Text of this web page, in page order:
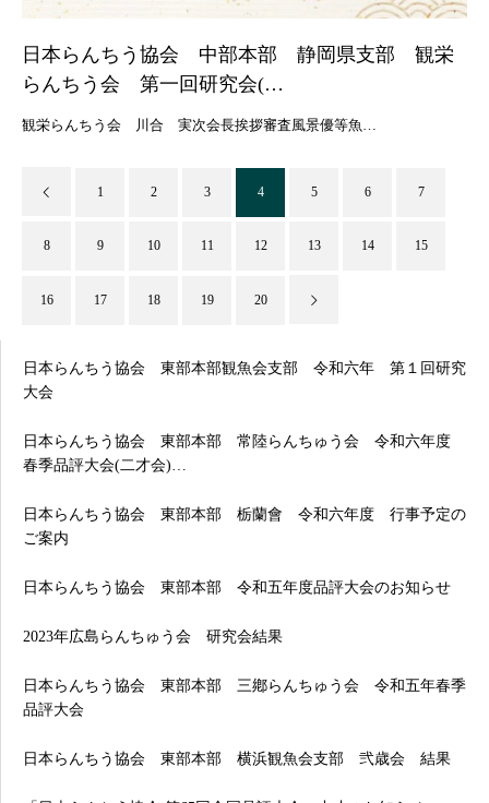
日本らんちう協会 中部本部 静岡県支部 観栄
らんちう会 第一回研究会(…
観栄らんちう会 川合 実次会長挨拶審査風景優等魚…
1 2 3 4 5 6 7
8 9 10 11 12 13 14 15
16 17 18 19 20
日本らんちう協会 東部本部観魚会支部 令和六年 第１回研究
大会
日本らんちう協会 東部本部 常陸らんちゅう会 令和六年度
春季品評大会(二才会)…
日本らんちう協会 東部本部 栃蘭會 令和六年度 行事予定の
ご案内
日本らんちう協会 東部本部 令和五年度品評大会のお知らせ
2023年広島らんちゅう会 研究会結果
日本らんちう協会 東部本部 三鄕らんちゅう会 令和五年春季
品評大会
日本らんちう協会 東部本部 横浜観魚会支部 弐歳会 結果